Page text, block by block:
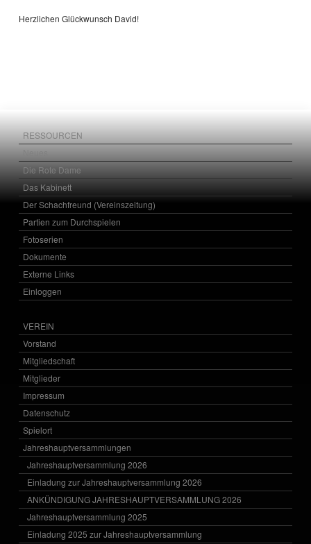
Herzlichen Glückwunsch David!
RESSOURCEN
Die Rote Dame
Das Kabinett
Der Schachfreund (Vereinszeitung)
Partien zum Durchspielen
Fotoserien
Dokumente
Externe Links
Einloggen
VEREIN
Vorstand
Mitgliedschaft
Mitglieder
Impressum
Datenschutz
Spielort
Jahreshauptversammlungen
Jahreshauptversammlung 2026
Einladung zur Jahreshauptversammlung 2026
ANKÜNDIGUNG JAHRESHAUPTVERSAMMLUNG 2026
Jahreshauptversammlung 2025
Einladung 2025 zur Jahreshauptversammlung